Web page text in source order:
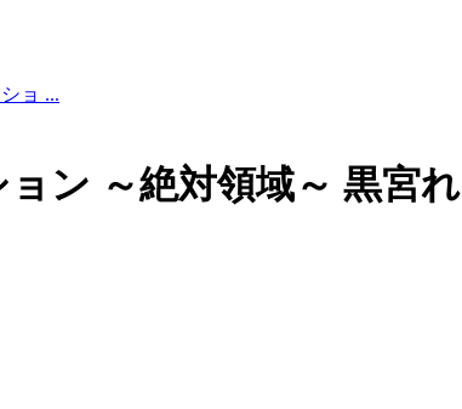
ョ ...
ン ～絶対領域～ 黒宮